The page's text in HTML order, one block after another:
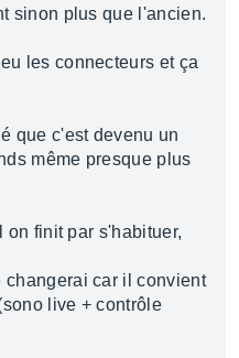
sinon plus que l'ancien.
les connecteurs et ça
que c'est devenu un
même presque plus
on finit par s'habituer,
changerai car il convient
live + contrôle